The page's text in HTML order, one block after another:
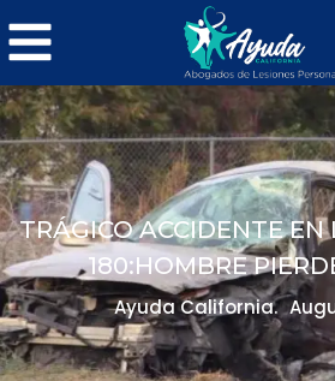
TRÁGICO ACCIDENTE EN
180:HOMBRE
Ayuda California.